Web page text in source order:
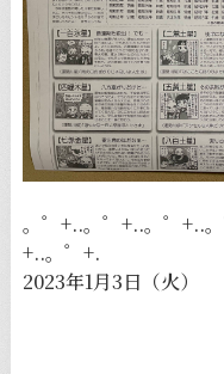
。゜+..。゜+..。゜+..
+..。゜+.
2023年1月3日（火）